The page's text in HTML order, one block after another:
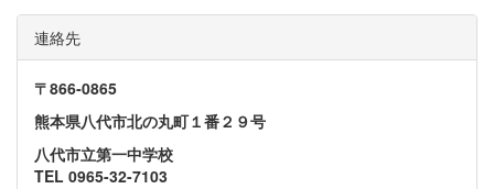
連絡先
〒866‐0865
熊本県八代市北の丸町１番２９号
八代市立第一中学校
TEL 0965-32-7103